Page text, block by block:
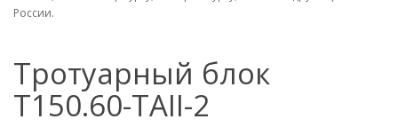
России.
Тротуарный блок
Т150.60-TAII-2